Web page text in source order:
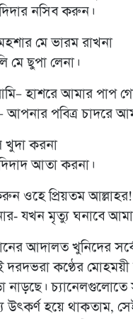
নসিব করুন।
মে ভারম রাখনা
মে ছুপা লেনা।
হাশরে আমার পাপ
আপনার পবিত্র চাদরে
খুদা করনা
আতা করনা।
ওহে প্রিয়তম আল্লাহর!
যখন মৃত্যু ঘনাবে
আদালত খুনিদের
কণ্ঠের মোহময়ী
উৎকর্ণ হয়ে থাকতাম,